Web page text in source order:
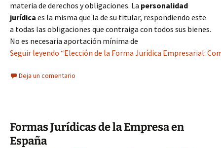
materia de derechos y obligaciones. La personalidad
jurídica es la misma que la de su titular, respondiendo este
a todas las obligaciones que contraiga con todos sus bienes.
No es necesaria aportación mínima de
Seguir leyendo “Elección de la Forma Jurídica Empresarial:
Deja un comentario
Formas Jurídicas de la Empresa en
España